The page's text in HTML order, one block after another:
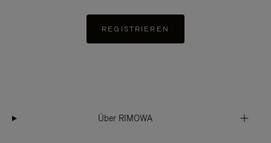
REGISTRIEREN
Über RIMOWA